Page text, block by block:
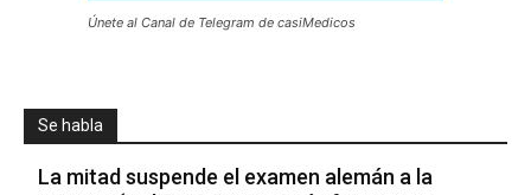
Únete al Canal de Telegram de casiMedicos
Se habla
La mitad suspende el examen alemán a la